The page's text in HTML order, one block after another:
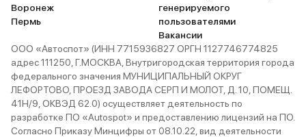
Воронеж
Пермь
генерируемого
пользователями
Вакансии
ООО «Автоспот» (ИНН 7715936827 ОРГН 1127746774825
адрес 111250, Г.МОСКВА, Внутригородская территория города
федерального значения МУНИЦИПАЛЬНЫЙ ОКРУГ
ЛЕФОРТОВО, ПРОЕЗД ЗАВОДА СЕРП И МОЛОТ, Д. 10, ПОМЕЩ.
41Н/9, ОКВЭД 62.0) осуществляет деятельность по
разработке ПО «Autospot» и предоставлению лицензий на ПО.
Согласно Приказу Минцифры от 08.10.22, вид деятельности